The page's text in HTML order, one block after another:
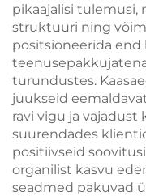
pikaajalisi tulemusi,
struktuuri ning
positsioneerida
turundustes.
juukseid
ravi vigu ja
suurendades
positiivseid
organilist kasvu
seadmed pakuvad